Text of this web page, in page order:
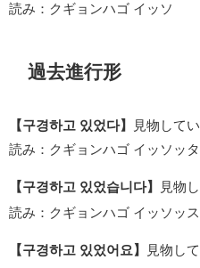
読み：クギョンハゴ イッソ
過去進行形
【구경하고 있었다】
見物して
読み：クギョンハゴ イッソッタ
【구경하고 있었습니다】 見物
読み：クギョンハゴ イッソッ
【구경하고 있었어요】 見物し